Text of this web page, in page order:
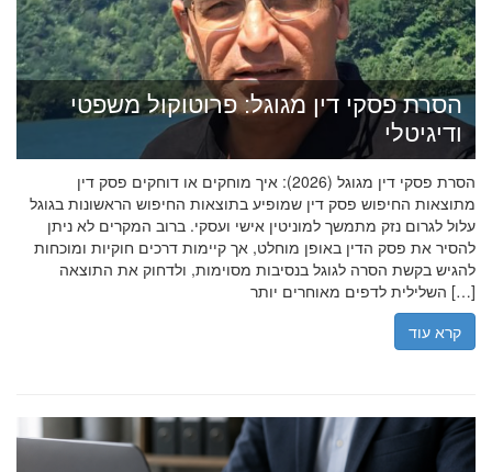
הסרת פסקי דין מגוגל: פרוטוקול משפטי
ודיגיטלי
הסרת פסקי דין מגוגל (2026): איך מוחקים או דוחקים פסק דין
מתוצאות החיפוש פסק דין שמופיע בתוצאות החיפוש הראשונות בגוגל
עלול לגרום נזק מתמשך למוניטין אישי ועסקי. ברוב המקרים לא ניתן
להסיר את פסק הדין באופן מוחלט, אך קיימות דרכים חוקיות ומוכחות
להגיש בקשת הסרה לגוגל בנסיבות מסוימות, ולדחוק את התוצאה
השלילית לדפים מאוחרים יותר […]
קרא עוד